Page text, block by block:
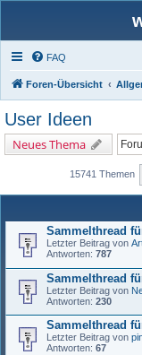
FAQ
Foren-Übersicht
User Ideen
Neues Thema
15741 Themen
Sammelthread
Letzter Beitrag von
Antworten: 787
Sammelthread
Letzter Beitrag von
Antworten: 230
Sammelthread
Letzter Beitrag von
Antworten: 67